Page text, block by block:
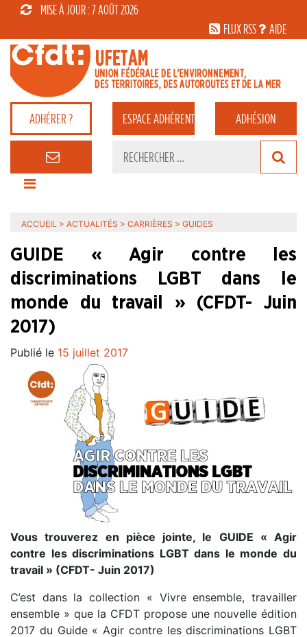
MISE À JOUR : 7 AOÛT 2026
FLUX RSS
AIDE
ADHÉRER ? ESPACEADHÉRENT ADHÉSION
ACCUEIL > ACTUALITÉS > CARRIÈRES > GUIDES
GUIDE « Agir contre les
discriminations LGBT dans le
monde du travail » (CFDT- Juin
2017)
Publié le 15 juillet 2017
Vous trouverez en pièce jointe, le GUIDE « Agir
contre les discriminations LGBT dans le monde du
travail » (CFDT- Juin 2017)
C’est dans la collection « Vivre ensemble, travailler
ensemble » que la CFDT propose une nouvelle édition
2017 du Guide « Agir contre les discriminations LGBT